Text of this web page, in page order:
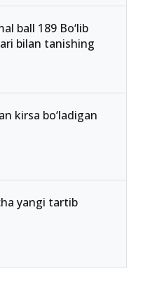
ball 189 Bo‘lib
bilan tanishing
kirsa bo‘ladigan
yangi tartib